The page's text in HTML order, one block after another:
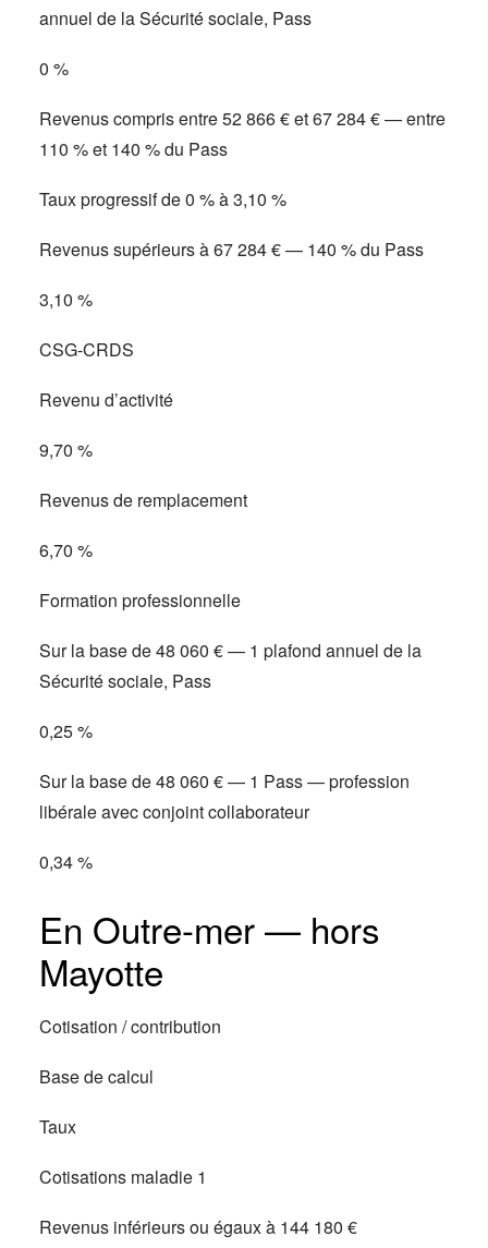
annuel de la Sécurité sociale, Pass
0 %
Revenus compris entre 52 866 € et 67 284 € — entre
110 % et 140 % du Pass
Taux progressif de 0 % à 3,10 %
Revenus supérieurs à 67 284 € — 140 % du Pass
3,10 %
CSG-CRDS
Revenu d’activité
9,70 %
Revenus de remplacement
6,70 %
Formation professionnelle
Sur la base de 48 060 € — 1 plafond annuel de la
Sécurité sociale, Pass
0,25 %
Sur la base de 48 060 € — 1 Pass — profession
libérale avec conjoint collaborateur
0,34 %
En Outre-mer — hors
Mayotte
Cotisation / contribution
Base de calcul
Taux
Cotisations maladie 1
Revenus inférieurs ou égaux à 144 180 €